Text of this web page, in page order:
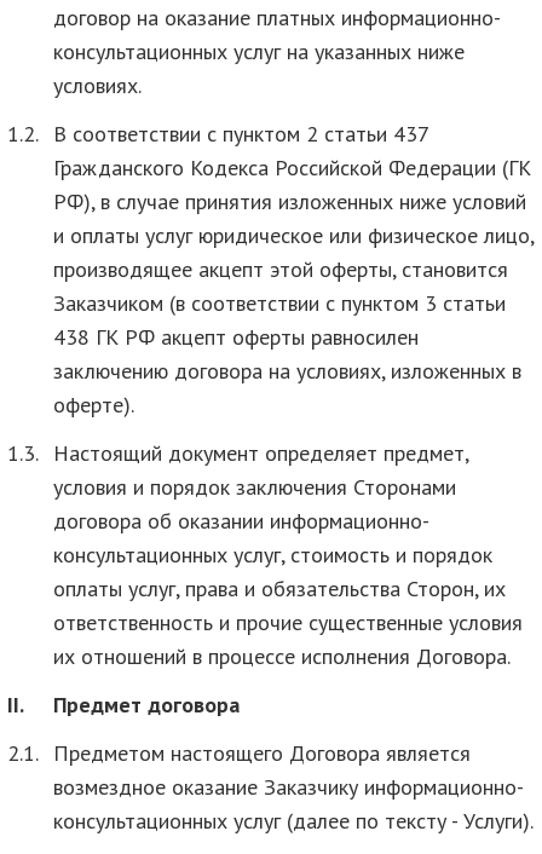
договор на оказание платных информационно-
консультационных услуг на указанных ниже
условиях.
1.2.
В соответствии с пунктом 2 статьи 437
Гражданского Кодекса Российской Федерации (ГК
РФ), в случае принятия изложенных ниже условий
и оплаты услуг юридическое или физическое лицо,
производящее акцепт этой оферты, становится
Заказчиком (в соответствии с пунктом 3 статьи
438 ГК РФ акцепт оферты равносилен
заключению договора на условиях, изложенных в
оферте).
1.3.
Настоящий документ определяет предмет,
условия и порядок заключения Сторонами
договора об оказании информационно-
консультационных услуг, стоимость и порядок
оплаты услуг, права и обязательства Сторон, их
ответственность и прочие существенные условия
их отношений в процессе исполнения Договора.
II.
Предмет договора
2.1.
Предметом настоящего Договора является
возмездное оказание Заказчику информационно-
консультационных услуг (далее по тексту - Услуги).